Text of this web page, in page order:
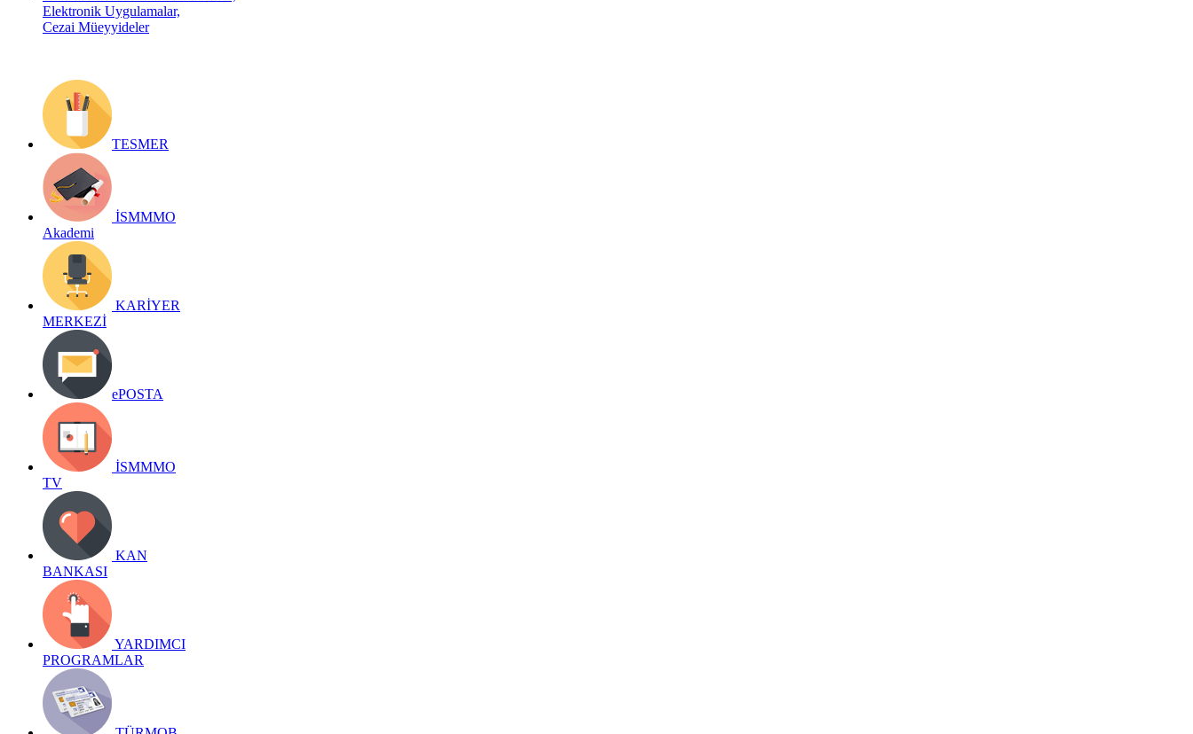
Elektronik Uygulamalar,
Cezai Müeyyideler
TESMER
İSMMMO
Akademi
KARİYER
MERKEZİ
ePOSTA
İSMMMO
TV
KAN
BANKASI
YARDIMCI
PROGRAMLAR